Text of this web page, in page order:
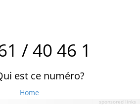
/ 40 46 1
est ce numéro?
Home
sponsored links